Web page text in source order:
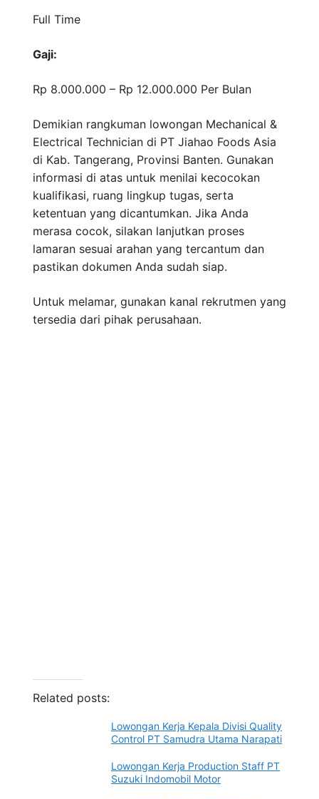
Full Time
Gaji:
Rp 8.000.000 – Rp 12.000.000 Per Bulan
Demikian rangkuman lowongan Mechanical &
Electrical Technician di PT Jiahao Foods Asia
di Kab. Tangerang, Provinsi Banten. Gunakan
informasi di atas untuk menilai kecocokan
kualifikasi, ruang lingkup tugas, serta
ketentuan yang dicantumkan. Jika Anda
merasa cocok, silakan lanjutkan proses
lamaran sesuai arahan yang tercantum dan
pastikan dokumen Anda sudah siap.
Untuk melamar, gunakan kanal rekrutmen yang
tersedia dari pihak perusahaan.
Related posts:
Lowongan Kerja Kepala Divisi Quality
Control PT Samudra Utama Narapati
Lowongan Kerja Production Staff PT
Suzuki Indomobil Motor